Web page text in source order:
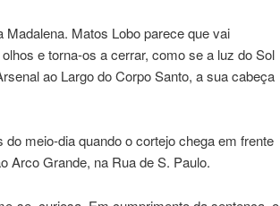
Matos Lobo parece que vai
e torna-os a cerrar, como se a luz do Sol
ao Largo do Corpo Santo, a sua cabeça
meio-dia quando o cortejo chega em frente
Arco Grande, na Rua de S. Paulo.